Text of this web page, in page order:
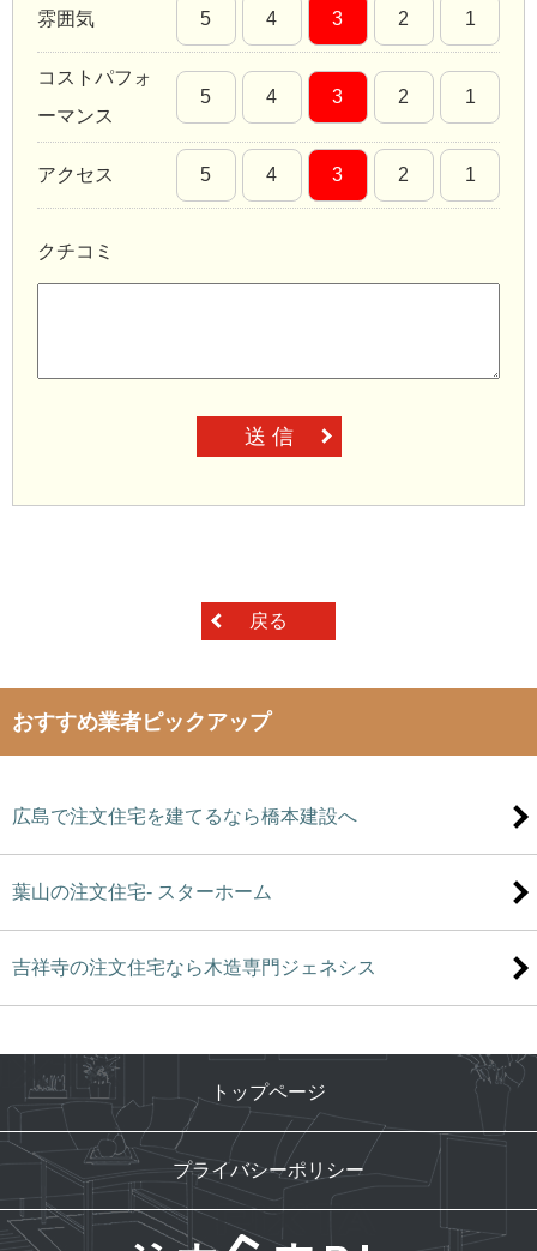
雰囲気 5 4 3 2 1
コストパフォ
ーマンス
5 4 3 2 1
アクセス 5 4 3 2 1
クチコミ
送 信
戻る
おすすめ業者ピックアップ
広島で注文住宅を建てるなら橋本建設へ
葉山の注文住宅- スターホーム
吉祥寺の注文住宅なら木造専門ジェネシス
トップページ
プライバシーポリシー